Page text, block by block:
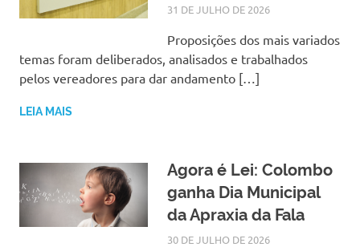
31 DE JULHO DE 2026
Proposições dos mais variados
temas foram deliberados, analisados e trabalhados
pelos vereadores para dar andamento […]
LEIA MAIS
Agora é Lei: Colombo
ganha Dia Municipal
da Apraxia da Fala
30 DE JULHO DE 2026